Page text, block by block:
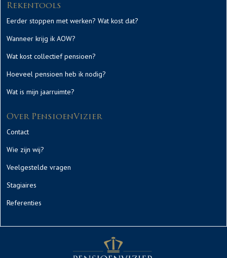
Rekentools
Eerder stoppen met werken? Wat kost dat?
Wanneer krijg ik AOW?
Wat kost collectief pensioen?
Hoeveel pensioen heb ik nodig?
Wat is mijn jaarruimte?
Over PensioenVizier
Contact
Wie zijn wij?
Veelgestelde vragen
Stagiaires
Referenties